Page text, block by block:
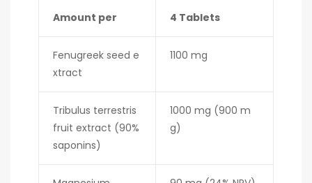
Amount per 4 Tablets
Fenugreek seed e
xtract
1100 mg
Tribulus terrestris
fruit extract (90%
saponins)
1000 mg (900 m
g)